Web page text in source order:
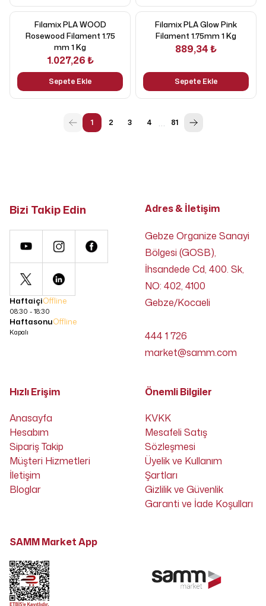
Filamix PLA WOOD
Rosewood Filament 1.75
mm 1 Kg
1.027,26 ₺
Sepete Ekle
Filamix PLA Glow Pink
Filament 1.75mm 1 Kg
889,34 ₺
Sepete Ekle
1 2 3 4 … 81
Bizi Takip Edin
HaftaiçiOffline
08:30 - 18:30
HaftasonuOffline
Kapalı
Adres & İletişim
Gebze Organize Sanayi
Bölgesi (GOSB),
İhsandede Cd, 400. Sk,
NO: 402, 4100
Gebze/Kocaeli
444 1 726
market@samm.com
Hızlı Erişim
Anasayfa
Hesabım
Sipariş Takip
Müşteri Hizmetleri
İletişim
Bloglar
Önemli Bilgiler
KVKK
Mesafeli Satış
Sözleşmesi
Üyelik ve Kullanım
Şartları
Gizlilik ve Güvenlik
Garanti ve İade Koşulları
SAMM Market App